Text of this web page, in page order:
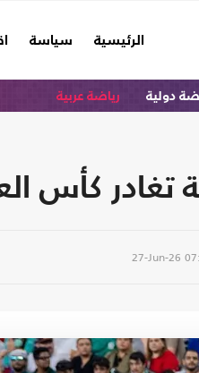
الرئيسية
(current) سياسة
دولية رياضة عربية
تغادر كأس
27-Jun-26